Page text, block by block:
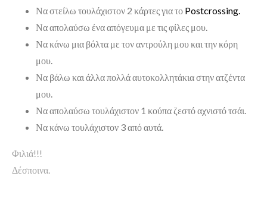
Να στείλω τουλάχιστον 2 κάρτες για το Postcrossing.
Να απολαύσω ένα απόγευμα με τις φίλες μου.
Να κάνω μια βόλτα με τον αντρούλη μου και την κόρη
μου.
Να βάλω και άλλα πολλά αυτοκολλητάκια στην ατζέντα
μου.
Να απολαύσω τουλάχιστον 1 κούπα ζεστό αχνιστό τσάι.
Να κάνω τουλάχιστον 3 από αυτά.
Φιλιά!!!
Δέσποινα.